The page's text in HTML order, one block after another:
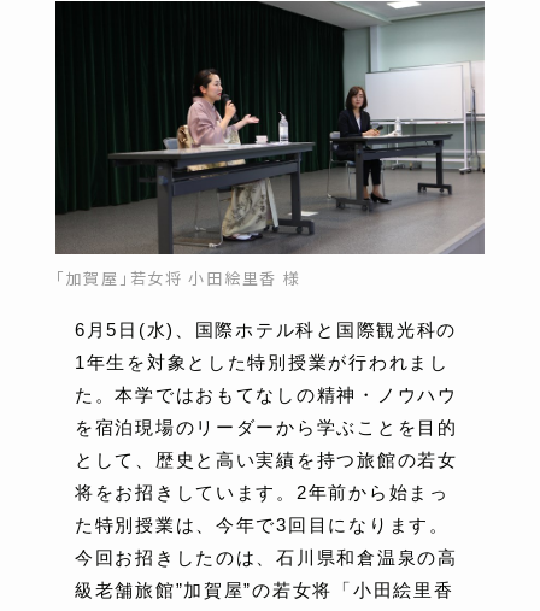
「加賀屋」若女将 小田絵里香 様
6月5日(水)、国際ホテル科と国際観光科の
1年生を対象とした特別授業が行われまし
た。本学ではおもてなしの精神・ノウハウ
を宿泊現場のリーダーから学ぶことを目的
として、歴史と高い実績を持つ旅館の若女
将をお招きしています。2年前から始まっ
た特別授業は、今年で3回目になります。
今回お招きしたのは、石川県和倉温泉の高
級老舗旅館”加賀屋”の若女将「小田絵里香